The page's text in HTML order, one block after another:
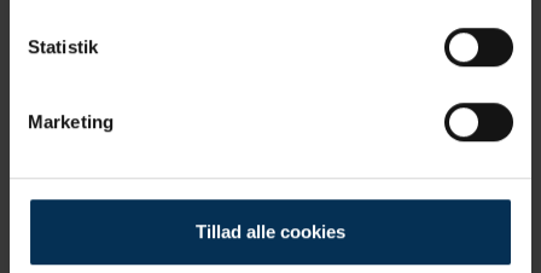
Statistik
Marketing
Tillad alle cookies
LOAD indgår også i det internationale staging-værktøj
bruger til at inddele slidgigt i stadier (fra 0 til 4) og
tilpasse behandlingen til netop det stadie, din hund
medspiller i behandlingen – ikke bare modtager af råd.
Den røde tråd